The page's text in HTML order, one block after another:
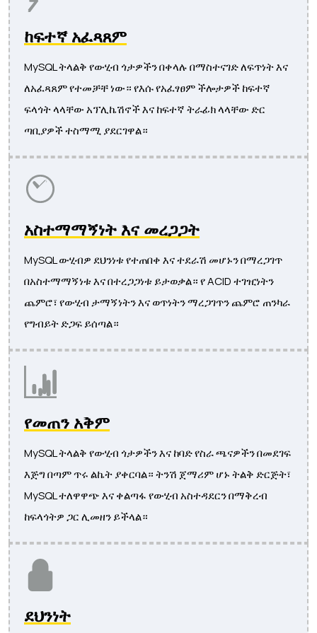
ከፍተኛ አፈጻጸም
MySQL ትላልቅ የውሂብ ጎታዎችን በቀላሉ በማስተናገድ ለፍጥነት እና
ለአፈጻጸም የተመቻቸ ነው። የእሱ የአፈፃፀም ችሎታዎች ከፍተኛ
ፍላጎት ላላቸው አፕሊኬሽኖች እና ከፍተኛ ትራፊክ ላላቸው ድር
ጣቢያዎች ተስማሚ ያደርገዋል።
አስተማማኝነት እና መረጋጋት
MySQL ውሂብዎ ደህንነቱ የተጠበቀ እና ተደራሽ መሆኑን በማረጋገጥ
በአስተማማኝነቱ እና በተረጋጋነቱ ይታወቃል። የ ACID ተገዢነትን
ጨምሮ፣ የውሂብ ታማኝነትን እና ወጥነትን ማረጋገጥን ጨምሮ ጠንካራ
የግብይት ድጋፍ ይሰጣል።
የመጠን አቅም
MySQL ትላልቅ የውሂብ ጎታዎችን እና ከባድ የስራ ጫናዎችን በመደገፍ
እጅግ በጣም ጥሩ ልኬት ያቀርባል። ትንሽ ጀማሪም ሆኑ ትልቅ ድርጅት፣
MySQL ተለዋዋጭ እና ቀልጣፋ የውሂብ አስተዳደርን በማቅረብ
ከፍላጎትዎ ጋር ሊመዘን ይችላል።
ደህንነት